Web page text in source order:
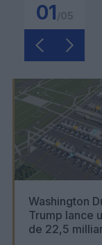
01
Washington
Trump lance
de 22,5